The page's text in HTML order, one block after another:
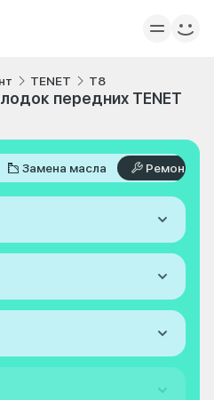
TENET T8
передних TENET
Замена масла Ремонт